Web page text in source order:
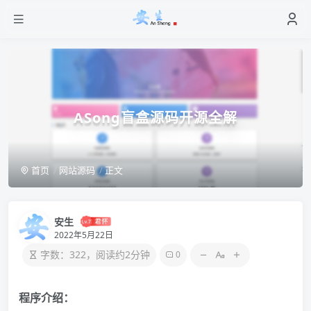
ASong盲盒源码开源全解
首页 网站源码 正文
安生
2022年5月22日
字数：322，阅读约2分钟 0
程序介绍：